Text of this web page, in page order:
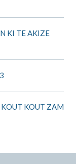
KI TE AKIZE
KOUT KOUT ZAM